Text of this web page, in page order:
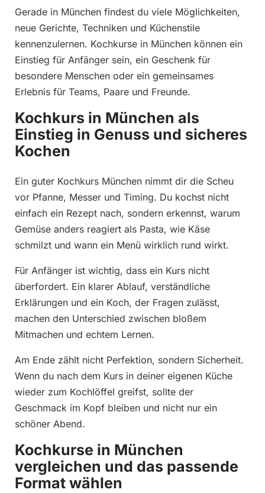
Gerade in München findest du viele Möglichkeiten,
neue Gerichte, Techniken und Küchenstile
kennenzulernen. Kochkurse in München können ein
Einstieg für Anfänger sein, ein Geschenk für
besondere Menschen oder ein gemeinsames
Erlebnis für Teams, Paare und Freunde.
Kochkurs in München als
Einstieg in Genuss und sicheres
Kochen
Ein guter Kochkurs München nimmt dir die Scheu
vor Pfanne, Messer und Timing. Du kochst nicht
einfach ein Rezept nach, sondern erkennst, warum
Gemüse anders reagiert als Pasta, wie Käse
schmilzt und wann ein Menü wirklich rund wirkt.
Für Anfänger ist wichtig, dass ein Kurs nicht
überfordert. Ein klarer Ablauf, verständliche
Erklärungen und ein Koch, der Fragen zulässt,
machen den Unterschied zwischen bloßem
Mitmachen und echtem Lernen.
Am Ende zählt nicht Perfektion, sondern Sicherheit.
Wenn du nach dem Kurs in deiner eigenen Küche
wieder zum Kochlöffel greifst, sollte der
Geschmack im Kopf bleiben und nicht nur ein
schöner Abend.
Kochkurse in München
vergleichen und das passende
Format wählen